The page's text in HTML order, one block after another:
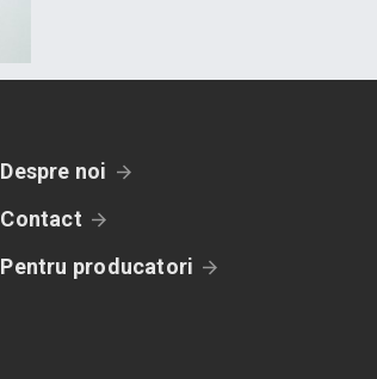
Despre noi
Contact
Pentru producatori